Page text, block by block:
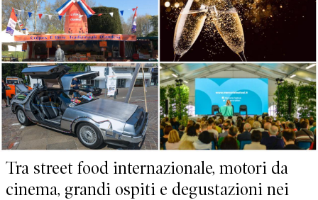
Tra street food internazionale, motori da
cinema, grandi ospiti e degustazioni nei